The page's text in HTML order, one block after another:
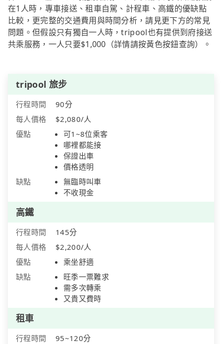
在1人時，專車接送、租車自駕、計程車、高鐵的優缺點
比較，更完整的交通費用與時間分析，請見更下方的常見
問題。但假設只有獨自一人時，tripool也有提供到府接送
共乘服務，一人只要$1,000（詳情請按黃色按鈕查詢）。
tripool 旅步
行程時間
90分
每人價格
$2,080/人
優點
可1~8位乘客
哪裡都能接
保證出車
價格透明
缺點
無臨時叫車
不收現金
高鐵
行程時間
145分
每人價格
$2,200/人
優點
乘坐舒適
缺點
旺季一票難求
需多次轉乘
又貴又費時
租車
行程時間
95~120分